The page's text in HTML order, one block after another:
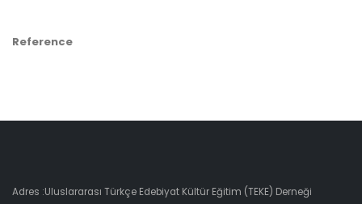
Reference
Adres :Uluslararası Türkçe Edebiyat Kültür Eğitim (TEKE) Derneği